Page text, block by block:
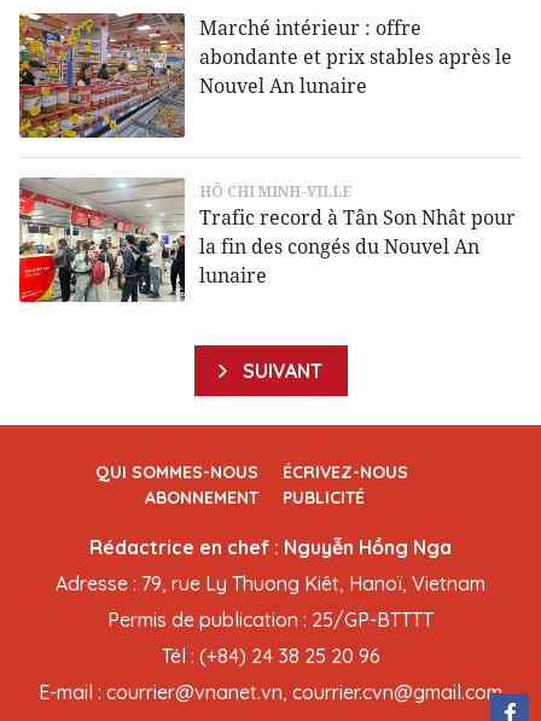
Marché intérieur : offre
abondante et prix stables après le
Nouvel An lunaire
HÔ CHI MINH-VILLE
Trafic record à Tân Son Nhât pour
la fin des congés du Nouvel An
lunaire
SUIVANT
QUI SOMMES-NOUS
ÉCRIVEZ-NOUS
ABONNEMENT
PUBLICITÉ
Rédactrice en chef : Nguyễn Hồng Nga
Adresse : 79, rue Ly Thuong Kiêt, Hanoï, Vietnam
Permis de publication : 25/GP-BTTTT
Tél : (+84) 24 38 25 20 96
E-mail : courrier@vnanet.vn, courrier.cvn@gmail.com